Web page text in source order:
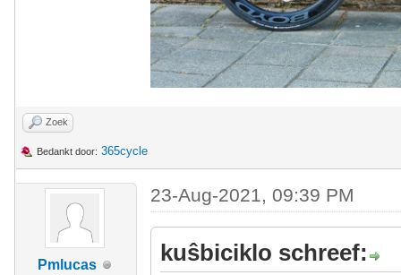
Zoek
Bedankt door: 365cycle
Pmlucas
23-Aug-2021, 09:39 PM
kuŝbiciklo schreef: